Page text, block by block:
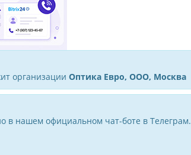
организации Оптика Евро, ООО, Москва
в нашем официальном чат-боте в Телеграм.